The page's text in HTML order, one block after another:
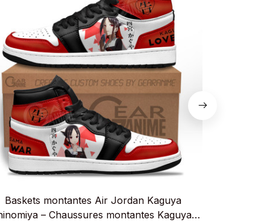
Baskets montantes Air Jordan Kaguya
– Chaussures montantes Kaguya-